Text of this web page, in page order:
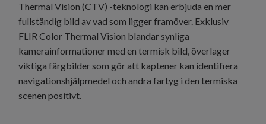
Thermal Vision (CTV) -teknologi kan erbjuda en mer
fullständig bild av vad som ligger framöver. Exklusiv
FLIR Color Thermal Vision blandar synliga
kamerainformationer med en termisk bild, överlager
viktiga färgbilder som gör att kaptener kan identifiera
navigationshjälpmedel och andra fartyg i den termiska
scenen positivt.